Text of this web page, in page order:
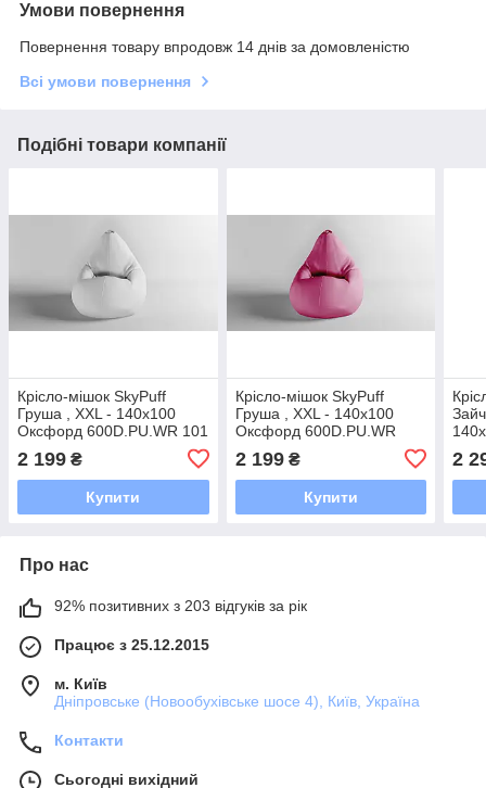
Умови повернення
Повернення товару впродовж 14 днів за домовленістю
Всі умови повернення
Подібні товари компанії
Крісло-мішок SkyPuff
Груша , XXL - 140х100
Оксфорд 600D.PU.WR 101
2 199 ₴
Купити
Крісло-мішок SkyPuff
Груша , XXL - 140х100
Оксфорд 600D.PU.WR
2 199₴
Купити
2
Про нас
92% позитивних з 203 відгуків за рік
Працює з 25.12.2015
м. Київ
Дніпровське (Новообухівське шосе 4), Київ, Україна
Контакти
Сьогодні вихідний